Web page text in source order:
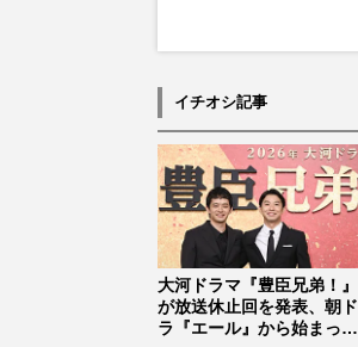
イチオシ記事
大河ドラマ『豊臣兄弟！』
が放送休止回を発表、朝ド
ラ『エール』から始まった